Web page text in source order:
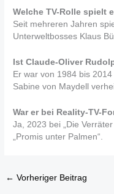
Welche TV-Rolle spielt
Seit mehreren Jahren
Unterweltbosses Klaus
Ist Claude-Oliver
Er war von 1984 bis
Sabine von Maydell
War er bei Reality-TV-
Ja, 2023 bei „Die
„Promis unter Palmen“.
← Vorheriger Beitrag